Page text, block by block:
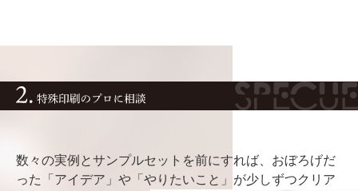
数々の実例とサンプルセットを前にすれば、おぼろげだ
った「アイデア」や「やりたいこと」が少しずつクリア